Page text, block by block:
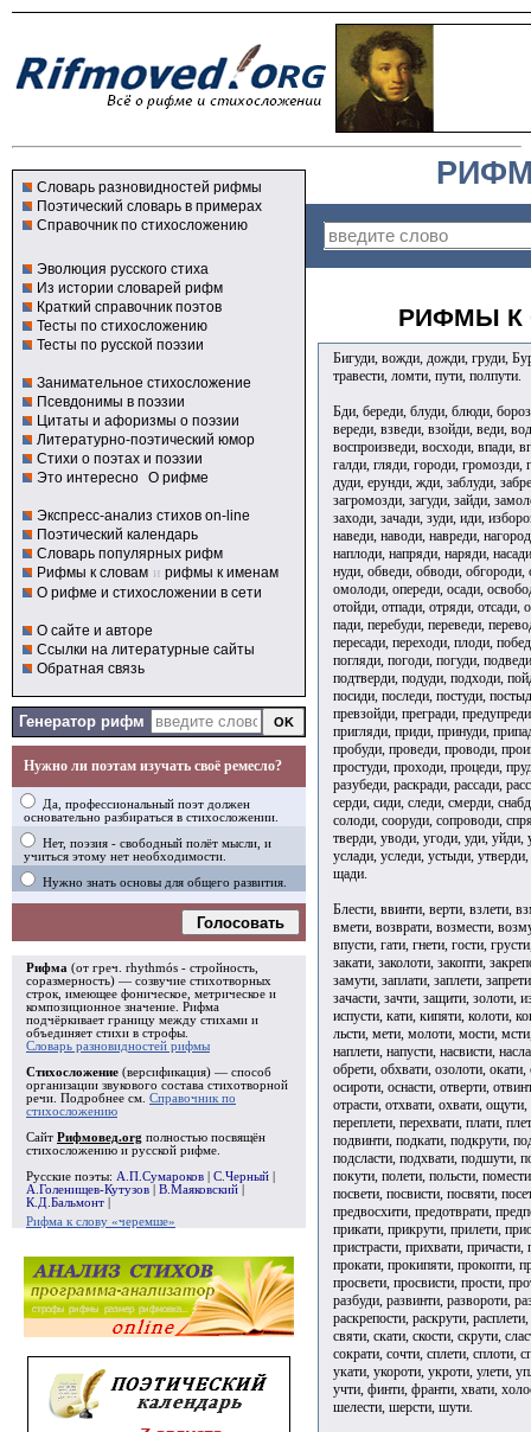
Словарь разновидностей рифмы
Поэтический словарь в примерах
Справочник по стихосложению
Эволюция русского стиха
Из истории словарей рифм
Краткий справочник поэтов
Тесты по стихосложению
Тесты по русской поэзии
Занимательное стихосложение
Псевдонимы в поэзии
Цитаты и афоризмы о поэзии
Литературно-поэтический юмор
Стихи о поэтах и поэзии
Это интересно О рифме
Экспресс-анализ стихов on-line
Поэтический календарь
Словарь популярных рифм
Рифмы к словам и рифмы к именам
О рифме и стихосложении в сети
О сайте и авторе
Ссылки на литературные сайты
Обратная связь
Генератор рифм
Нужно ли поэтам изучать своё ремесло?
Да, профессиональный поэт должен
основательно разбираться в стихосложении.
Нет, поэзия - свободный полёт мысли, и
учиться этому нет необходимости.
Нужно знать основы для общего развития.
Голосовать
Рифма (от греч. rhythmós - стройность,
соразмерность) — созвучие стихотворных
строк, имеющее фоническое, метрическое и
композиционное значение. Рифма
подчёркивает границу между стихами и
объединяет стихи в строфы
Словарь разновидностей рифмы
Стихосложение (версификация) — способ
организации звукового состава стихотворной
речи. Подробнее см. Справочник по
стихосложению
Сайт Рифмовед.org полностью посвящён
стихосложению и русской рифме.
Русские поэты: А.П.Сумароков С.Черный
А.Голенищев-Кутузов
В.Маяковский
К.Д.Бальмонт
Рифма к слову «черемше»
РИФМЫ К
Бигуди, вожди, дожди, груди,
травести, ломти, пути, полпути.
Бди, береди, блуди, блюди,
вереди, взведи, взойди, веди,
воспроизведи, восходи, впади,
галди, гляди, городи, громозди,
дуди, ерунди, жди, заблуди,
загромозди, загуди, зайди,
заходи, зачади, зуди, иди,
наведи, наводи, навреди,
наплоди, напряди, наряди,
нуди, обведи, обводи,
омолоди, опереди, осади,
отойди, отпади, отряди, отсади,
пади, перебуди, переведи,
пересади, переходи, плоди,
погляди, погоди, погуди,
подтверди, подуди, подходи,
посиди, последи, постуди,
превзойди, прегради,
пригляди, приди, принуди,
пробуди, проведи, проводи,
простуди, проходи, процеди,
разубеди, раскради, рассади,
серди, сиди, следи, смерди,
солоди, сооруди, сопроводи,
тверди, уводи, угоди, уди, уйди,
услади, уследи, устыди,
щади.
Блести, ввинти, верти, взлети,
вмети, возврати, возмести,
впусти, гати, гнети, гости,
закати, заколоти, закопти,
замути, заплати, заплети,
зачасти, зачти, защити, золоти,
испусти, кати, кипяти, колоти,
льсти, мети, молоти, мости,
наплети, напусти, насвисти,
обрети, обхвати, озолоти,
осироти, оснасти, отверти,
отрасти, отхвати, охвати,
переплети, перехвати, плати,
подвинти, подкати, подкрути,
подсласти, подхвати, подшути,
покути, полети, польсти,
посвети, посвисти, посвяти,
предвосхити, предотврати,
прикати, прикрути, прилети,
пристрасти, прихвати,
прокати, прокипяти, прокопти,
просвети, просвисти, прости,
разбуди, развинти, развороти,
раскрепости, раскрути,
святи, скати, скости, скрути,
сократи, сочти, сплети, сплоти,
укати, укороти, укроти, улети,
учти, финти, франти, хвати,
шелести, шерсти, шути.